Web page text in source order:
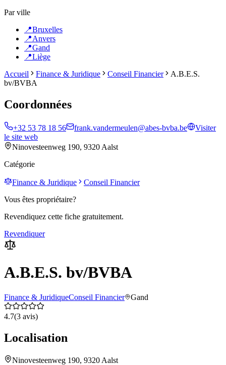
Par ville
📍Bruxelles
📍Anvers
📍Gand
📍Liège
Accueil
Finance & Juridique Conseil Financier
A.B.E.S.
bv/BVBA
Coordonnées
+32 53 78 18 56 frank.vandermeulen@abes-bvba.be
Visiter
le site web
Ninovesteenweg 190, 9320 Aalst
Catégorie
Finance & Juridique
Conseil Financier
Vous êtes propriétaire?
Revendiquez cette fiche gratuitement.
Revendiquer
A.B.E.S. bv/BVBA
Finance & JuridiqueConseil Financier Gand
4.7(3 avis)
Localisation
Ninovesteenweg 190, 9320 Aalst